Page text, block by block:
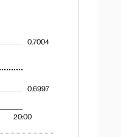
20:00
0.6997
0.7004